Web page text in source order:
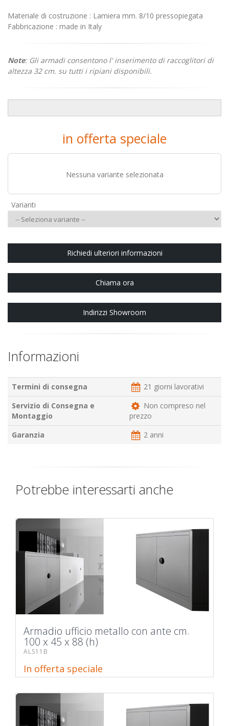
Materiale di costruzione : Lamiera mm. 8/10 pressopiegata
Fabbricazione : made in Italy
Note: Gli armadi consentono l' inserimento di raccoglitori di
altezza 32 cm. su tutti i ripiani disponibili.
in offerta speciale
Nessuna variante selezionata
Varianti
Richiedi ulteriori informazioni
Chiama ora
Indirizzi Showroom
Informazioni
Termini di consegna
21 giorni lavorativi
Servizio di Consegna e
Montaggio
Non compreso nel
prezzo
Garanzia
2 anni
Potrebbe interessarti anche
Armadio ufficio metallo con ante cm.
100 x 45 x 88 (h)
ALS11B
In offerta speciale